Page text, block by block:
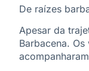
De raízes
Apesar da
Barbacena.